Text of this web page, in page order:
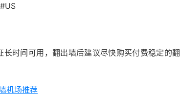
时间可用，翻出墙后建议尽快购买付费稳定的翻
机场推荐